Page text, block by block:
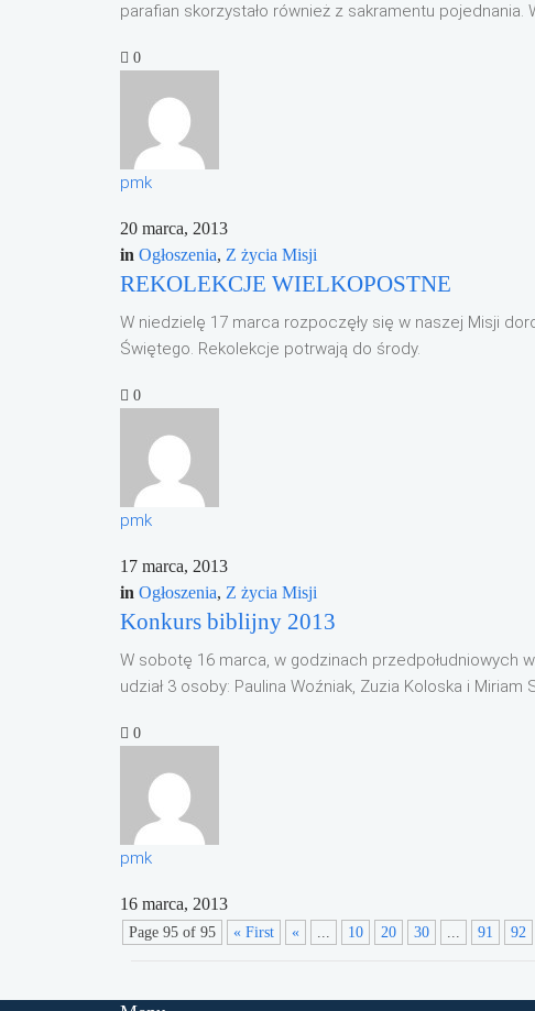
parafian skorzystało również z sakramentu pojednania.
0
pmk
20 marca, 2013
in Ogłoszenia, Z życia Misji
REKOLEKCJE WIELKOPOSTNE
W niedzielę 17 marca rozpoczęły się w naszej Misji
Świętego. Rekolekcje potrwają do środy.
0
pmk
17 marca, 2013
in Ogłoszenia, Z życia Misji
Konkurs biblijny 2013
W sobotę 16 marca, w godzinach przedpołudniowych
udział 3 osoby: Paulina Woźniak, Zuzia Koloska i Miriam
0
pmk
16 marca, 2013
Page 95 of 95 « First « ... 10 20 30 ... 91 92